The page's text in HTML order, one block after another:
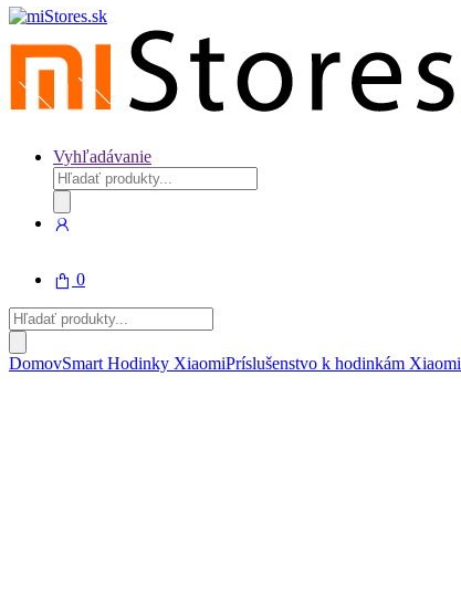
Vyhľadávanie
Products
search
0
Products
search
DomovSmart Hodinky XiaomiPríslušenstvo k hodinkám Xiaomi